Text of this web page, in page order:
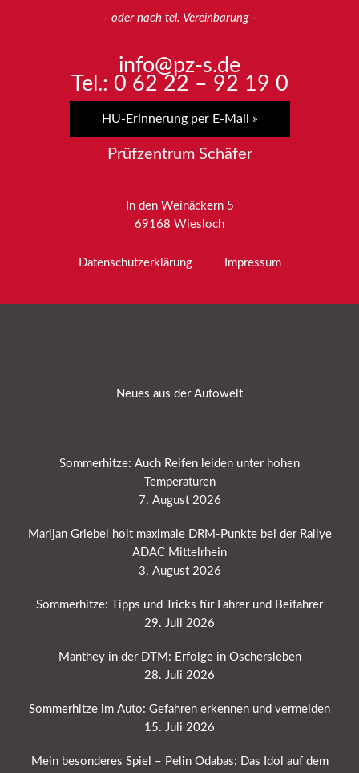
– oder nach tel. Vereinbarung –
info@pz-s.de
Tel.: 0 62 22 – 92 19 0
HU-Erinnerung per E-Mail »
Prüfzentrum Schäfer
In den Weinäckern 5
69168 Wiesloch
Datenschutzerklärung Impressum
Neues aus der Autowelt
Sommerhitze: Auch Reifen leiden unter hohen
Temperaturen
7. August 2026
Marijan Griebel holt maximale DRM-Punkte bei der Rallye
ADAC Mittelrhein
3. August 2026
Sommerhitze: Tipps und Tricks für Fahrer und Beifahrer
29. Juli 2026
Manthey in der DTM: Erfolge in Oschersleben
28. Juli 2026
Sommerhitze im Auto: Gefahren erkennen und vermeiden
15. Juli 2026
Mein besonderes Spiel – Pelin Odabas: Das Idol auf dem